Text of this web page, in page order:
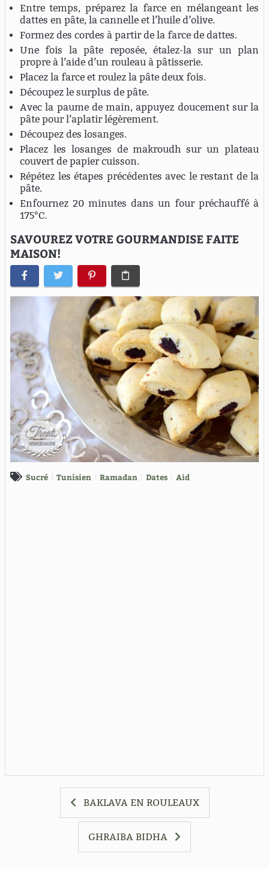
Entre temps, préparez la farce en mélangeant les
dattes en pâte, la cannelle et l’huile d’olive.
Formez des cordes à partir de la farce de dattes.
Une fois la pâte reposée, étalez-la sur un plan
propre à l’aide d’un rouleau à pâtisserie.
Placez la farce et roulez la pâte deux fois.
Découpez le surplus de pâte.
Avec la paume de main, appuyez doucement sur la
pâte pour l’aplatir légèrement.
Découpez des losanges.
Placez les losanges de makroudh sur un plateau
couvert de papier cuisson.
Répétez les étapes précédentes avec le restant de la
pâte.
Enfournez 20 minutes dans un four préchauffé à
175°C.
SAVOUREZ VOTRE GOURMANDISE FAITE
MAISON!
Sucré Tunisien Ramadan Dates Aid
BAKLAVA EN ROULEAUX
GHRAIBA BIDHA